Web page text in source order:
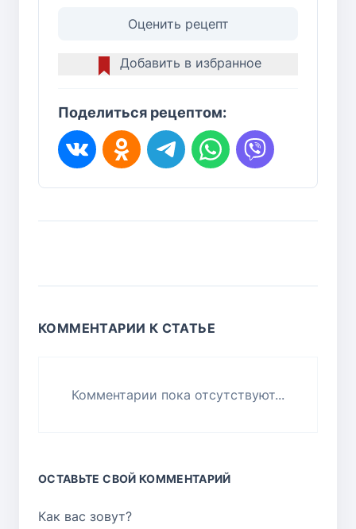
Оценить рецепт
Добавить в избранное
Поделиться рецептом:
КОММЕНТАРИИ К СТАТЬЕ
Комментарии пока отсутствуют...
ОСТАВЬТЕ СВОЙ КОММЕНТАРИЙ
Как вас зовут?